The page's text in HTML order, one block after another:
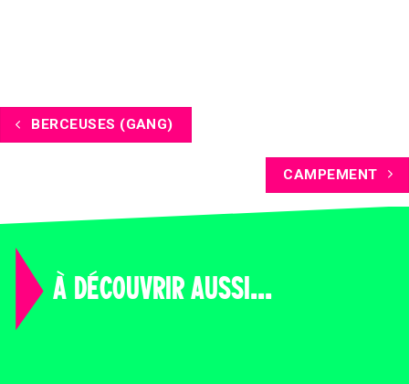
BERCEUSES (GANG)
CAMPEMENT
À DÉCOUVRIR AUSSI...